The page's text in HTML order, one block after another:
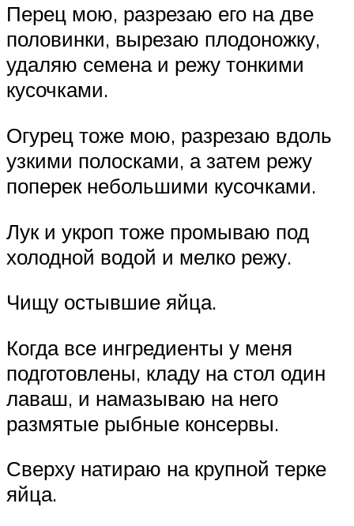
Перец мою, разрезаю его на две
половинки, вырезаю плодоножку,
удаляю семена и режу тонкими
кусочками.
Огурец тоже мою, разрезаю вдоль
узкими полосками, а затем режу
поперек небольшими кусочками.
Лук и укроп тоже промываю под
холодной водой и мелко режу.
Чищу остывшие яйца.
Когда все ингредиенты у меня
подготовлены, кладу на стол один
лаваш, и намазываю на него
размятые рыбные консервы.
Сверху натираю на крупной терке
яйца.